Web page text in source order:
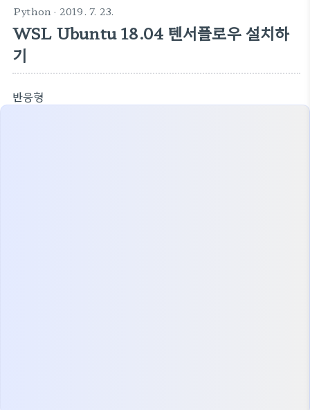
Python · 2019. 7. 23.
WSL Ubuntu 18.04 텐서플로우 설치하
기
반응형